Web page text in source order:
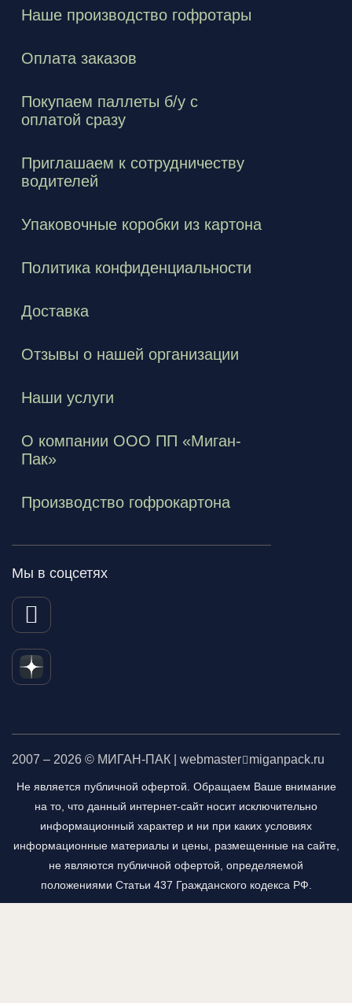
Наше производство гофротары
Оплата заказов
Покупаем паллеты б/у с
оплатой сразу
Приглашаем к сотрудничеству
водителей
Упаковочные коробки из картона
Политика конфиденциальности
Доставка
Отзывы о нашей организации
Наши услуги
О компании ООО ПП «Миган-
Пак»
Производство гофрокартона
Мы в соцсетях
2007 – 2026 © МИГАН-ПАК | webmaster miganpack.ru
Не является публичной офертой. Обращаем Ваше внимание
на то, что данный интернет-сайт носит исключительно
информационный характер и ни при каких условиях
информационные материалы и цены, размещенные на сайте,
не являются публичной офертой, определяемой
положениями Статьи 437 Гражданского кодекса РФ.